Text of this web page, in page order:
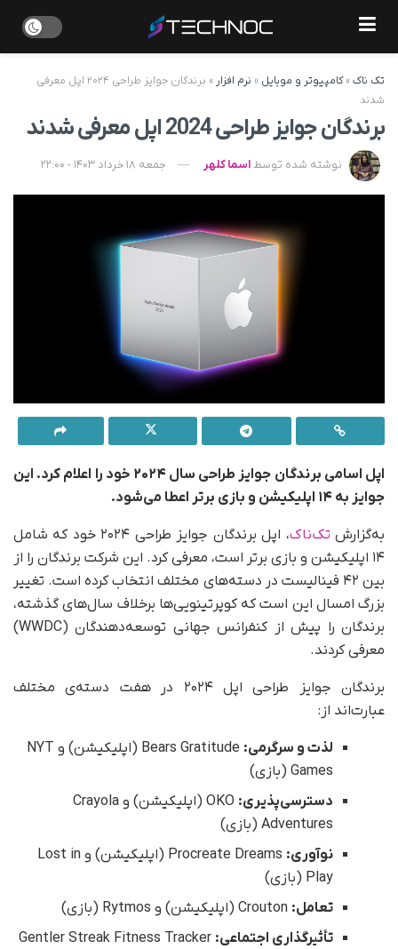
تک ناک»کامپیوتر و موبایل » نرم افزار »
برندگان جوایز طراحی ۲۰۲۴ اپل معرفی
شدند
برندگان جوایز طراحی 2024 اپل معرفی شدند
نوشته شده توسط اسما کلهر جمعه 18 خرداد 1403 - 22:00
اپل اسامی برندگان جوایز طراحی سال ۲۰۲۴ خود را اعلام کرد. این
جوایز به ۱۴ اپلیکیشن و بازی برتر اعطا می‌شود.
به‌گزارش تک‌ناک
، اپل برندگان جوایز طراحی ۲۰۲۴ خود که شامل
۱۴ اپلیکیشن و بازی برتر است، معرفی کرد. این شرکت برندگان را از
بین ۴۲ فینالیست در دسته‌های مختلف انتخاب کرده است. تغییر
بزرگ امسال این است که کوپرتینویی‌ها برخلاف سال‌های گذشته،
برندگان را پیش از کنفرانس جهانی توسعه‌دهندگان (WWDC)
معرفی کردند.
برندگان جوایز طراحی اپل ۲۰۲۴ در هفت دسته‌ی مختلف
عبارت‌اند از:
لذت و سرگرمی:
Bears Gratitude (اپلیکیشن) و NYT
Games (بازی)
دسترسی‌پذیری:
OKO (اپلیکیشن) و Crayola
Adventures (بازی)
نوآوری:
Procreate Dreams (اپلیکیشن) و Lost in
Play (بازی)
تعامل: Crouton (اپلیکیشن) و Rytmos (بازی)
تأثیرگذاری اجتماعی: Gentler Streak Fitness Tracker